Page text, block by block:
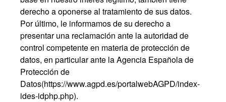
derecho a oponerse al tratamiento de sus datos.
Por último, le informamos de su derecho a
presentar una reclamación ante la autoridad de
control competente en materia de protección de
datos, en particular ante la Agencia Española de
Protección de
Datos(https://www.agpd.es/portalwebAGPD/index-
ides-idphp.php).